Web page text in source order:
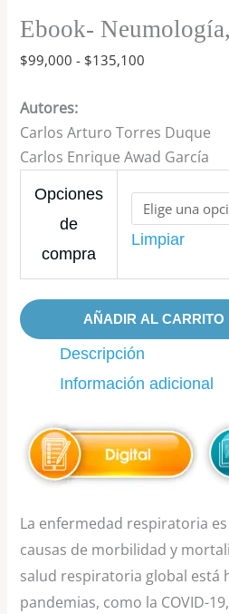
Ebook-
$99,000 - $135,100
Autores:
Carlos Arturo Torres Duque
Carlos Enrique Awad García
Opciones
de
compra
Limpiar
AÑADIR AL CARRITO
Descripción
Información adicional
La enfermedad respiratoria
causas de morbilidad y
salud respiratoria global está
pandemias, como la COVID-